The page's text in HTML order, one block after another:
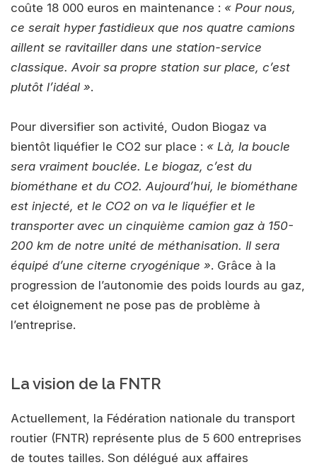
coûte 18 000 euros en maintenance : « Pour nous,
ce serait hyper fastidieux que nos quatre camions
aillent se ravitailler dans une station-service
classique. Avoir sa propre station sur place, c’est
plutôt l’idéal ».
Pour diversifier son activité, Oudon Biogaz va
bientôt liquéfier le CO2 sur place : « Là, la boucle
sera vraiment bouclée. Le biogaz, c’est du
biométhane et du CO2. Aujourd’hui, le biométhane
est injecté, et le CO2 on va le liquéfier et le
transporter avec un cinquième camion gaz à 150-
200 km de notre unité de méthanisation. Il sera
équipé d’une citerne cryogénique ». Grâce à la
progression de l’autonomie des poids lourds au gaz,
cet éloignement ne pose pas de problème à
l’entreprise.
La vision de la FNTR
Actuellement, la Fédération nationale du transport
routier (FNTR) représente plus de 5 600 entreprises
de toutes tailles. Son délégué aux affaires